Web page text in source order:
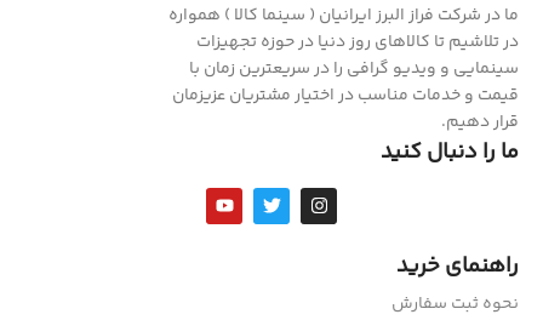
ما در شرکت فراز البرز ایرانیان ( سینما کالا ) همواره
در تلاشیم تا کالاهای روز دنیا در حوزه تجهیزات
سینمایی و ویدیو گرافی را در سریعترین زمان با
قیمت و خدمات مناسب در اختیار مشتریان عزیزمان
قرار دهیم.
ما را دنبال کنید
راهنمای خرید
نحوه ثبت سفارش